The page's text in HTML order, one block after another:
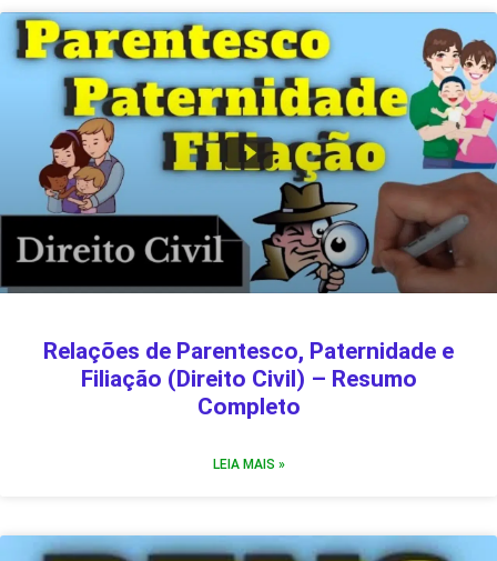
Relações de Parentesco, Paternidade e
Filiação (Direito Civil) – Resumo
Completo
LEIA MAIS »